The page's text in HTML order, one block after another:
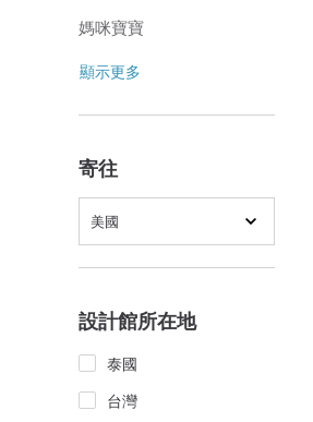
媽咪寶寶
顯示更多
寄往
美國
設計館所在地
泰國
台灣